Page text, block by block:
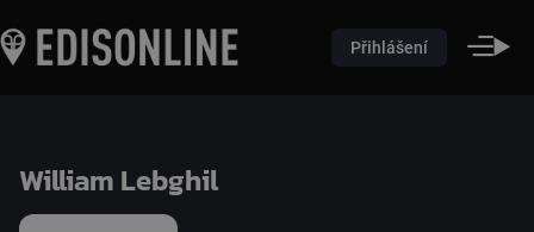
Přihlášení
William Lebghil